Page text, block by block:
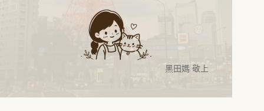
黑田媽 敬上